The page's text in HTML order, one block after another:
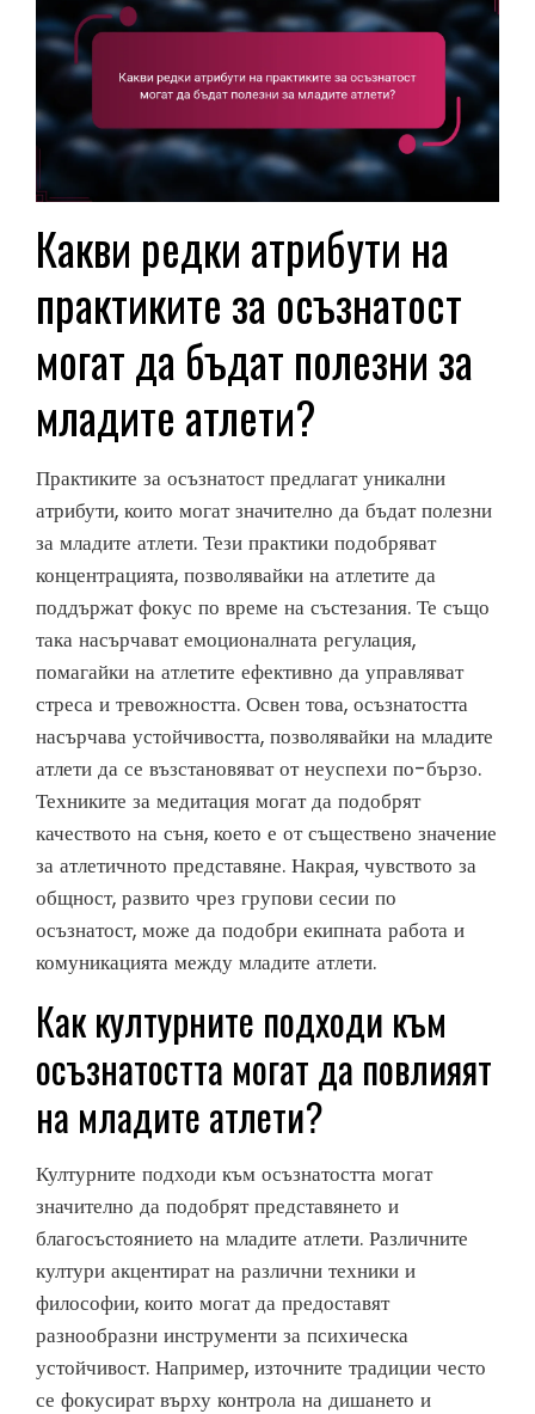
Какви редки атрибути на
практиките за осъзнатост
могат да бъдат полезни за
младите атлети?
Практиките за осъзнатост предлагат уникални
атрибути, които могат значително да бъдат полезни
за младите атлети. Тези практики подобряват
концентрацията, позволявайки на атлетите да
поддържат фокус по време на състезания. Те също
така насърчават емоционалната регулация,
помагайки на атлетите ефективно да управляват
стреса и тревожността. Освен това, осъзнатостта
насърчава устойчивостта, позволявайки на младите
атлети да се възстановяват от неуспехи по-бързо.
Техниките за медитация могат да подобрят
качеството на съня, което е от съществено значение
за атлетичното представяне. Накрая, чувството за
общност, развито чрез групови сесии по
осъзнатост, може да подобри екипната работа и
комуникацията между младите атлети.
Как културните подходи към
осъзнатостта могат да повлияят
на младите атлети?
Културните подходи към осъзнатостта могат
значително да подобрят представянето и
благосъстоянието на младите атлети. Различните
култури акцентират на различни техники и
философии, които могат да предоставят
разнообразни инструменти за психическа
устойчивост. Например, източните традиции често
се фокусират върху контрола на дишането и